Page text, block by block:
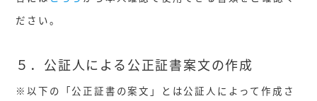
ださい。
５．公証人による公正証書案文の作成
※以下の「公正証書の案文」とは公証人によって作成さ